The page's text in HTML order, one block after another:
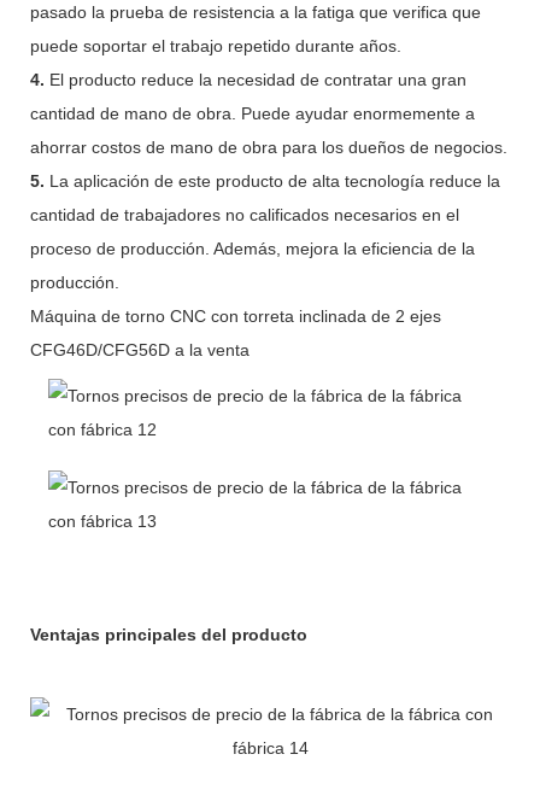
pasado la prueba de resistencia a la fatiga que verifica que
puede soportar el trabajo repetido durante años.
4. El producto reduce la necesidad de contratar una gran
cantidad de mano de obra. Puede ayudar enormemente a
ahorrar costos de mano de obra para los dueños de negocios.
5. La aplicación de este producto de alta tecnología reduce la
cantidad de trabajadores no calificados necesarios en el
proceso de producción. Además, mejora la eficiencia de la
producción.
Máquina de torno CNC con torreta inclinada de 2 ejes
CFG46D/CFG56D a la venta
Ventajas principales del producto